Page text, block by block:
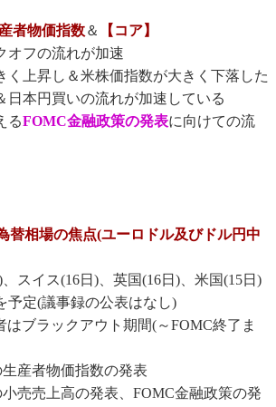
者物価指数＆
【コア】
オフの流れが加速
く上昇し＆米株価指数が大きく下落した
日本円買いの流れが加速している
るFOMC金融政策の発表に向けての流
替相場の焦点(ユーロドル及びドル円中
スイス(16日)、英国(16日)、米国(15日)
予定(議事録の公表はなし)
ブラックアウト期間(～FOMC終了ま
産者物価指数の発表
売売上高の発表、FOMC金融政策の発